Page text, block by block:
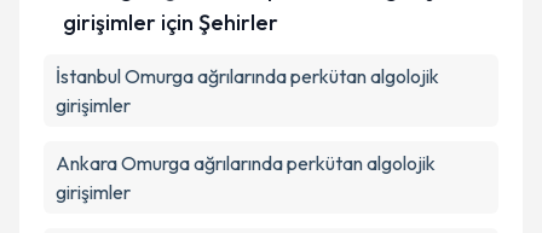
Kişisel verilerimin işlenmesine ilişkin
'ni okudum ve kişisel verilerimin belirtilen
kapsamda işlenmesini kabul ediyorum.
girişimler için Şehirler
İstanbulOmurga ağrılarında perkütan algolojik
girişimler
AnkaraOmurga ağrılarında perkütan algolojik
girişimler